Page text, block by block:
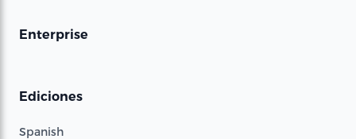
Enterprise
Ediciones
Spanish